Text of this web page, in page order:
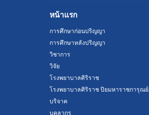
หน้าแรก
การศึกษาก่อนปริญญา
การศึกษาหลังปริญญา
วิชาการ
วิจัย
โรงพยาบาลศิริราช
โรงพยาบาลศิริราช ปิยมหาราชการุณย์
บริจาค
บุคลากร